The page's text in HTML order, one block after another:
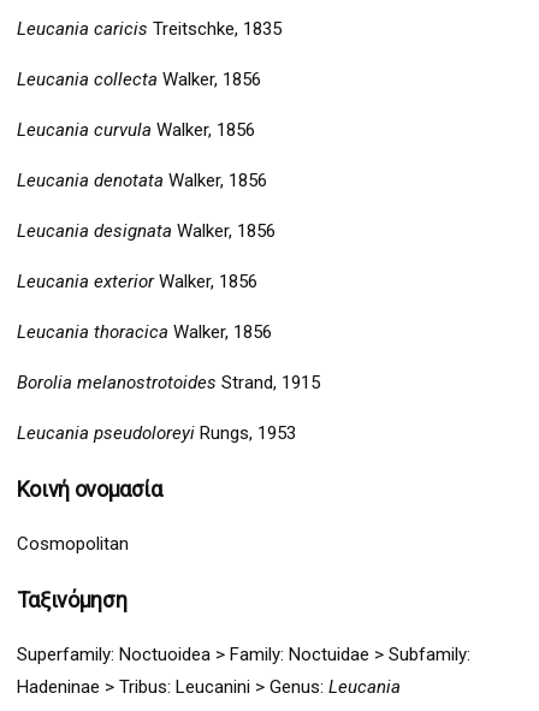
Leucania caricis Treitschke, 1835
Leucania collecta Walker, 1856
Leucania curvula Walker, 1856
Leucania denotata Walker, 1856
Leucania designata Walker, 1856
Leucania exteriorWalker, 1856
Leucania thoracica Walker, 1856
Borolia melanostrotoides Strand, 1915
Leucania pseudoloreyiRungs, 1953
Κοινή ονομασία
Cosmopolitan
Ταξινόμηση
Superfamily: Noctuoidea > Family: Noctuidae > Subfamily:
Hadeninae > Tribus: Leucanini > Genus: Leucania